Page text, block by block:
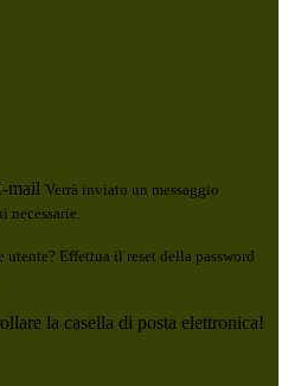
mail Verrà inviato un messaggio
utente? Effettua il reset della password
la casella di posta elettronica!